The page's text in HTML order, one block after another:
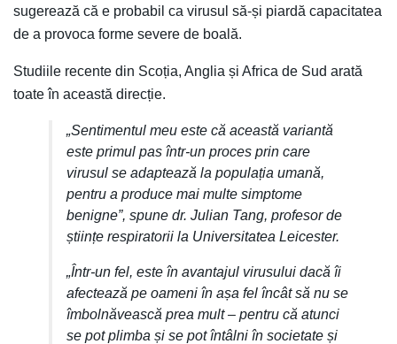
sugerează că e probabil ca virusul să-și piardă capacitatea
de a provoca forme severe de boală.
Studiile recente din Scoția, Anglia și Africa de Sud arată
toate în această direcție.
„Sentimentul meu este că această variantă
este primul pas într-un proces prin care
virusul se adaptează la populația umană,
pentru a produce mai multe simptome
benigne”, spune dr. Julian Tang, profesor de
științe respiratorii la Universitatea Leicester.
„Într-un fel, este în avantajul virusului dacă îi
afectează pe oameni în așa fel încât să nu se
îmbolnăvească prea mult – pentru că atunci
se pot plimba și se pot întâlni în societate și